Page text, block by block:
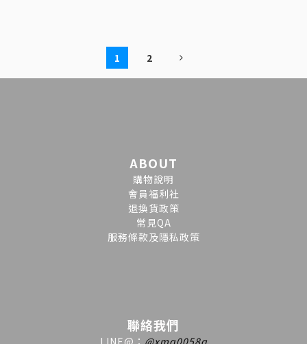
1 2
ABOUT
購物說明
會員福利社
退換貨政策
常見QA
服務條款及隱私政策
聯絡我們